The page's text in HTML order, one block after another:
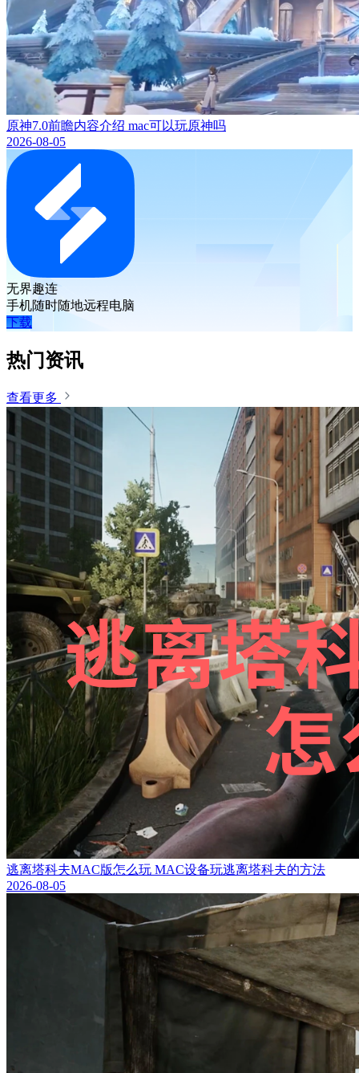
原神7.0前瞻内容介绍 mac可以玩原神吗
2026-08-05
无界趣连
手机随时随地远程电脑
下载
热门资讯
查看更多
逃离塔科夫MAC版怎么玩 MAC设备玩逃离塔科夫的方法
2026-08-05